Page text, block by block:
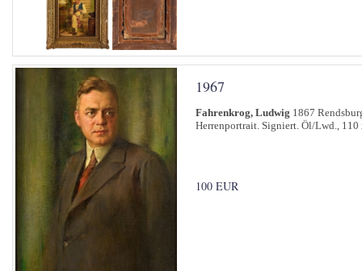
1967
Fahrenkrog, Ludwig 1867
Herrenportrait. Signiert. Öl/Lwd., 110
100 EUR